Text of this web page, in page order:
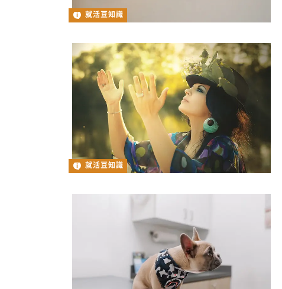
就活豆知識
就活豆知識